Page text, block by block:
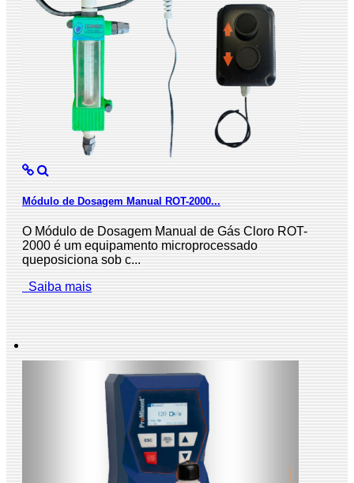
Módulo de Dosagem Manual ROT-2000...
O Módulo de Dosagem Manual de Gás Cloro ROT-
2000 é um equipamento microprocessado
queposiciona sob c...
Saiba mais